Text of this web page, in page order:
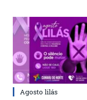
Agosto lilás